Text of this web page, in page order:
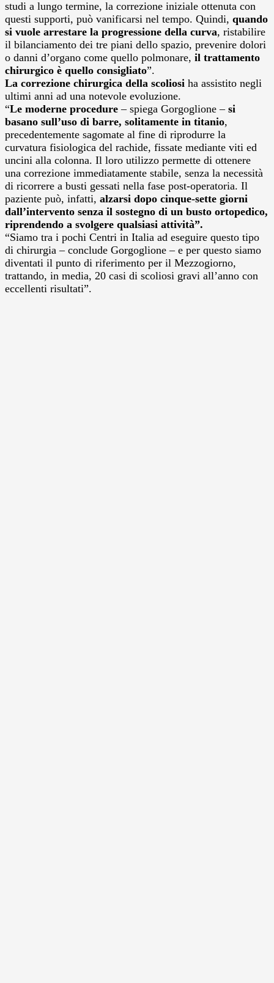
studi a lungo termine, la correzione iniziale ottenuta con
questi supporti, può vanificarsi nel tempo. Quindi, quando
si vuole arrestare la progressione della curva, ristabilire
il bilanciamento dei tre piani dello spazio, prevenire dolori
o danni d’organo come quello polmonare, il trattamento
chirurgico è quello consigliato”.
La correzione chirurgica della scoliosi ha assistito negli
ultimi anni ad una notevole evoluzione.
“Le moderne procedure – spiega Gorgoglione –si
basano sull’uso di barre, solitamente in titanio,
precedentemente sagomate al fine di riprodurre la
curvatura fisiologica del rachide, fissate mediante viti ed
uncini alla colonna. Il loro utilizzo permette di ottenere
una correzione immediatamente stabile, senza la necessità
di ricorrere a busti gessati nella fase post-operatoria. Il
paziente può, infatti, alzarsi dopo cinque-sette giorni
dall’intervento senza il sostegno di un busto ortopedico,
riprendendo a svolgere qualsiasi attività”.
“Siamo tra i pochi Centri in Italia ad eseguire questo tipo
di chirurgia – conclude Gorgoglione – e per questo siamo
diventati il punto di riferimento per il Mezzogiorno,
trattando, in media, 20 casi di scoliosi gravi all’anno con
eccellenti risultati”.